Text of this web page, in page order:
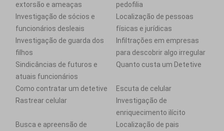
extorsão e ameaças
pedofilia
Investigação de sócios e
funcionários desleais
Localização de pessoas
físicas e jurídicas
Investigação de guarda dos
filhos
Infiltrações em empresas
para descobrir algo irregular
Sindicâncias de futuros e
atuais funcionários
Quanto custa um Detetive
Como contratar um detetive
Escuta de celular
Rastrear celular
Investigação de
enriquecimento ilícito
Busca e apreensão de
Localização de pais